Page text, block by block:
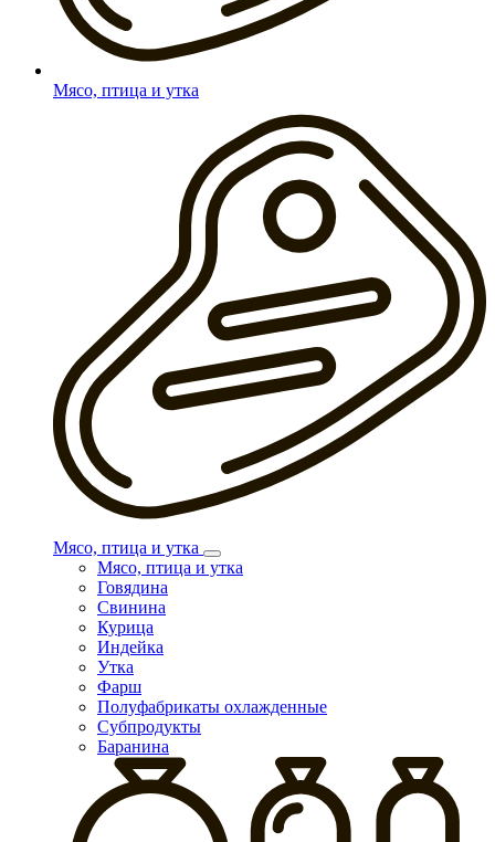
Мясо, птица и утка
Мясо, птица и утка
Мясо, птица и утка
Говядина
Свинина
Курица
Индейка
Утка
Фарш
Полуфабрикаты охлажденные
Субпродукты
Баранина